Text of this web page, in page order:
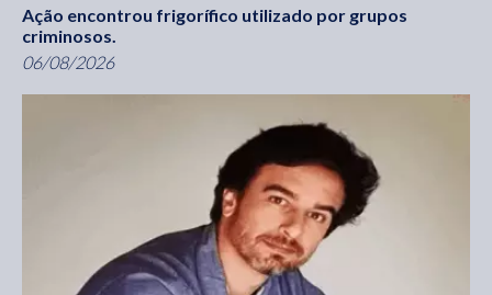
Ação encontrou frigorífico utilizado por grupos
criminosos.
06/08/2026